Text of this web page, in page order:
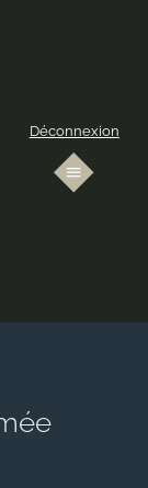
Déconnexion